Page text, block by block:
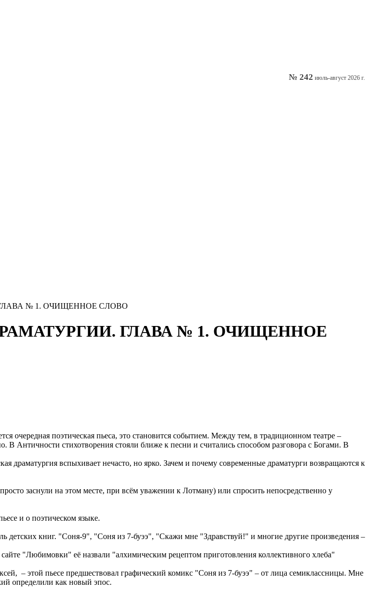
№ 242 июль-август 2026 г.
ГЛАВА № 1. ОЧИЩЕННОЕ СЛОВО
ГЛАВА № 1. ОЧИЩЕННОЕ
поэтическая пьеса, это становится событием. Между тем, в традиционном театре –
Античности стихотворения стояли ближе к песни и считались способом разговора с Богами. В
драматургия вспыхивает нечасто, но ярко. Зачем и почему современные драматурги возвращаются к
заснули на этом месте, при всём уважении к Лотману) или спросить непосредственно у
и о поэтическом языке.
детских книг. "Соня-9", "Соня из 7-буээ", "Скажи мне "Здравствуй!" и многие другие произведения –
"Любимовки" её назвали "алхимическим рецептом приготовления коллективного хлеба"
– этой пьесе предшествовал графический комикс "Соня из 7-буээ" – от лица семиклассницы. Мне
определили как новый эпос.